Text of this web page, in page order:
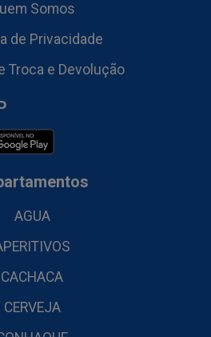
Somos
de Privacidade
Troca e Devolução
AGUA
CACHACA
CERVEJA